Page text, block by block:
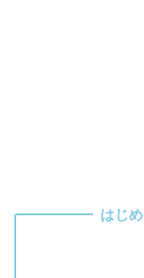
はじ